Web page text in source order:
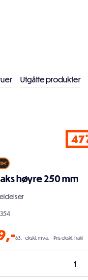
Utgåtte produkter
47
høyre 250 mm
,-63,- ekskl. mva. Pris ekskl. frakt